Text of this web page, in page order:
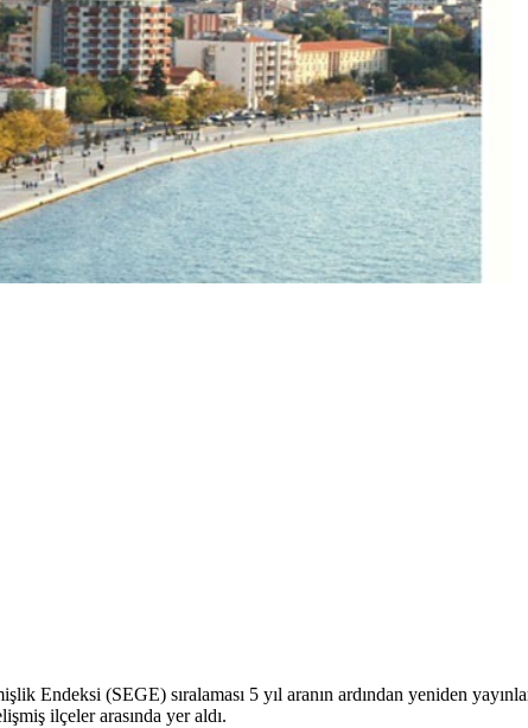
Endeksi (SEGE) sıralaması 5 yıl aranın ardından yeniden
ilçeler arasında yer aldı.